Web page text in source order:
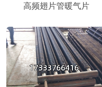
高频翅片管暖气片